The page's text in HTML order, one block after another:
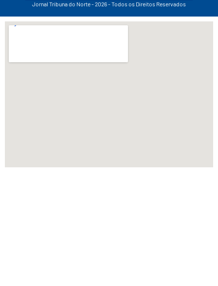
Jornal Tribuna do Norte - 2026 - Todos os Direitos Reservados